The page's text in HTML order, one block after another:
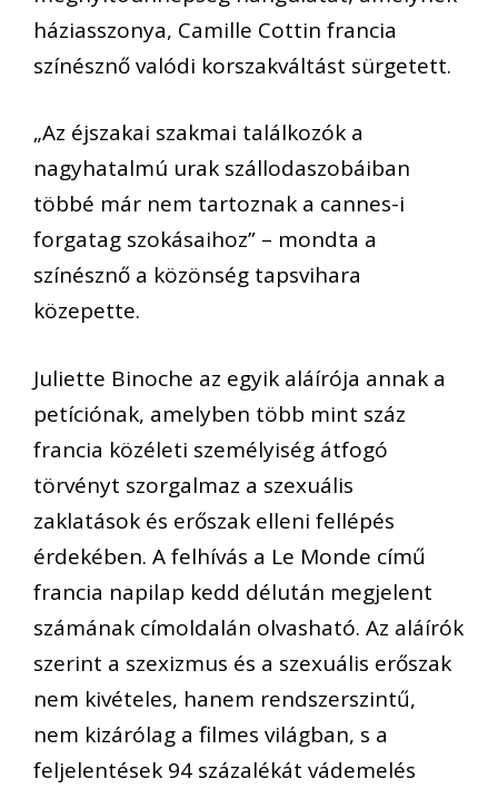
háziasszonya, Camille Cottin francia
színésznő valódi korszakváltást sürgetett.
„Az éjszakai szakmai találkozók a
nagyhatalmú urak szállodaszobáiban
többé már nem tartoznak a cannes-i
forgatag szokásaihoz” – mondta a
színésznő a közönség tapsvihara
közepette.
Juliette Binoche az egyik aláírója annak a
petíciónak, amelyben több mint száz
francia közéleti személyiség átfogó
törvényt szorgalmaz a szexuális
zaklatások és erőszak elleni fellépés
érdekében. A felhívás a Le Monde című
francia napilap kedd délután megjelent
számának címoldalán olvasható. Az aláírók
szerint a szexizmus és a szexuális erőszak
nem kivételes, hanem rendszerszintű,
nem kizárólag a filmes világban, s a
feljelentések 94 százalékát vádemelés